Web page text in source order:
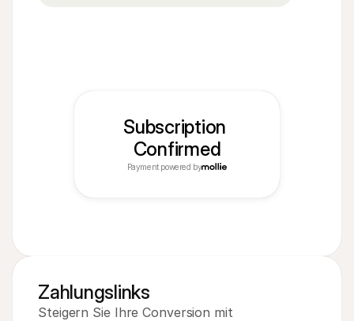
Subscription
Confirmed
Payment powered by
Zahlungslinks
Steigern Sie Ihre Conversion mit